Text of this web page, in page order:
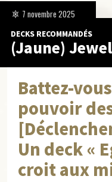
DECKS RECOMMANDÉS
(Jaune)
7 novembre 2025
Battez-
pouvoir
Un deck «
croit aux